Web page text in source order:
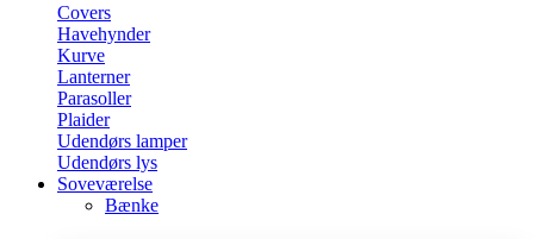
Covers
Havehynder
Kurve
Lanterner
Parasoller
Plaider
Udendørs lamper
Udendørs lys
Soveværelse
Bænke